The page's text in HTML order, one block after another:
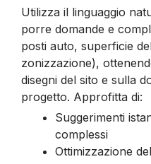
Utilizza il linguaggio
porre domande e
posti auto, superficie
zonizzazione),
disegni del sito e sulla
progetto. Approfitta di:
Suggerimenti
complessi
Ottimizzazione